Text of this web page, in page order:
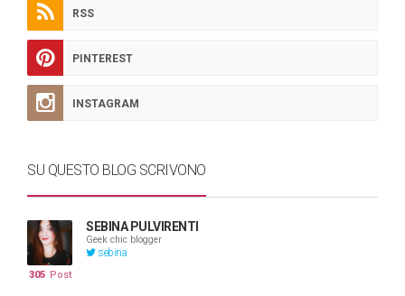
RSS
PINTEREST
INSTAGRAM
SU QUESTO BLOG SCRIVONO
SEBINA PULVIRENTI
Geek chic blogger
sebina
305 Post